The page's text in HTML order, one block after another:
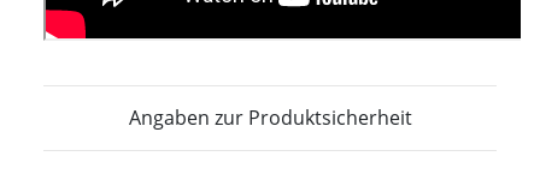
Angaben zur Produktsicherheit